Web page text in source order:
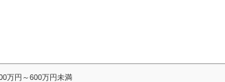
万円～600万円未満